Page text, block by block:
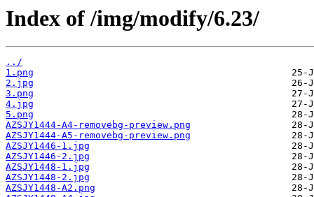
Index of /img/modify/6.23/
../
1.png
2.jpg
3.png
4.jpg
5.png
AZSJY1444-A4-removebg-preview.png
AZSJY1444-A5-removebg-preview.png
AZSJY1446-1.jpg
AZSJY1446-2.jpg
AZSJY1448-1.jpg
AZSJY1448-2.jpg
AZSJY1448-A2.png